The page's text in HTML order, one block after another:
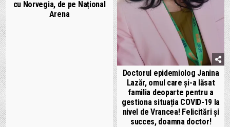
cu Norvegia, de pe Național
Arena
Doctorul epidemiolog Janina
Lazăr, omul care și-a lăsat
familia deoparte pentru a
gestiona situația COVID-19 la
nivel de Vrancea! Felicitări și
succes, doamna doctor!